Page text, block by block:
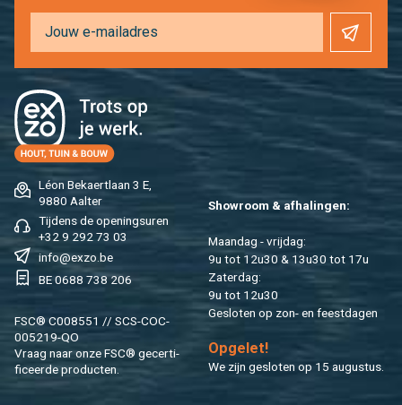
Léon Be­kaert­laan 3 E,
9880 Aal­ter
Tij­dens de ope­nings­uren
+32 9 292 73 03
info@​exzo.​be
BE 0688 738 206
FSC® C008551 // SCS-COC-
005219-QO
Vraag naar onze FSC® ge­cer­ti­
fi­ceer­de pro­duc­ten.
Show­room & af­ha­lin­gen:
Maan­dag - vrij­dag:
9u tot 12u30 & 13u30 tot 17u
Za­ter­dag:
9u tot 12u30
Ge­slo­ten op zon- en feest­da­gen
Op­ge­let!
We zijn ge­slo­ten op 15 au­gus­tus.